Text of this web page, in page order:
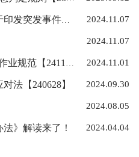
2024.11.07
通知 陕政办函〔2024〕120号
2024.11.07
2024.11.01
【241101实施】
2024.09.30
法【240628】
2024.08.05
2024.04.04
》解读来了！